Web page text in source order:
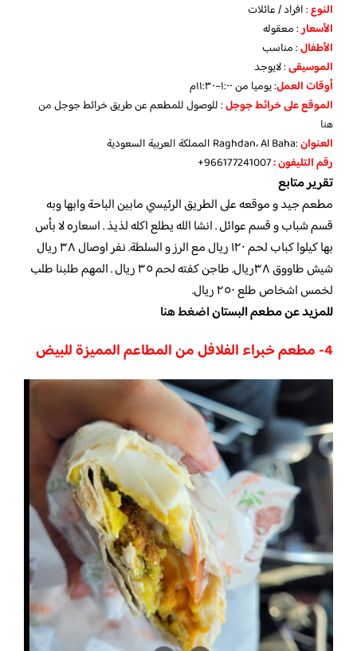
النوع: افراد / عائلات
الأسعار: معقوله
الأطفال: مناسب
الموسيقى: لايوجد
أوقات العمل: يوميا من ١:٠٠–١١:٣٠م
الموقععلى خرائط جوجل: للوصول للمطعم عن طريق خرائط جوجلمن
هنا
العنوان:Raghdan، Al Baha المملكة العربية السعودية
رقم التليفون :
تقرير متابع
مطعم جيد و موقعه على الطريق الرئيسي مابين الباحة وابها وبه
قسم شباب و قسم عوائل . انشا الله يطلع اكله لذيذ . اسعاره لا بأس
بها كيلوا كباب لحم ١٢٠ ريال مع الرز و السلطة. نفر اوصال ٣٨ ريال
شيش طاووق ٣٨ريال. طاجن كفته لحم ٣٥ ريال . المهم طلبنا طلب
لخمس اشخاص طلع ٢٥٠ ريال.
للمزيد عن مطعم البستاناضغط هنا
4- مطعم خبراء الفلافل من المطاعم المميزة للبيض